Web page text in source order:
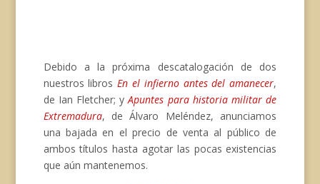
Debido a la próxima descatalogación de dos
nuestros librosEn el infierno antes del amanecer,
de Ian Fletcher; yApuntes para historia militar de
Extremadura, de Álvaro Meléndez, anunciamos
una bajada en el precio de venta al público de
ambos títulos hasta agotar las pocas existencias
que aún mantenemos.